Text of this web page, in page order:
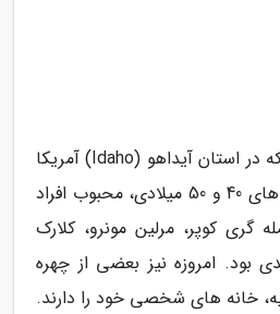
سان ولی (Sun Valley) که در استان آیداهو (Idaho) آمریکا
قرار گرفته است، در دهه های 40 و 50 میلادی، محبوب افراد
گری کوپر، مرلین مونرو، کلارک
بود. امروزه نیز بعضی از چهره
خانه های شخصی خود را دارند.